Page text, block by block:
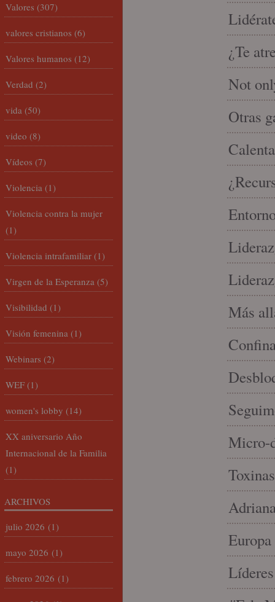
¿Te
Not
Otras
Más
Micro-
Valores (307)
valores cristianos (6)
Valores humanos (12)
Verdad (2)
vida (50)
video (8)
Vídeos (7)
Violencia (1)
Violencia contra la mujer
(1)
Violencia intrafamiliar (1)
Virgen de la Esperanza (5)
Visibilidad (1)
Visión femenina (1)
Webinars (2)
WEF (1)
women's lobby (14)
XX aniversario Año
Internacional de la Familia
(1)
ARCHIVOS
julio 2026 (1)
mayo 2026 (1)
febrero 2026 (1)